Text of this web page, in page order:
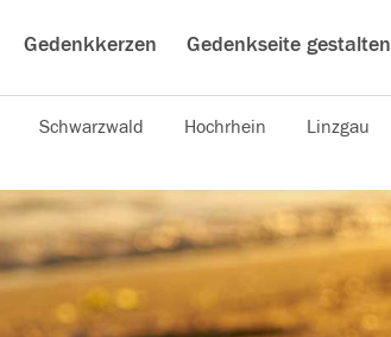
Gedenkkerzen Gedenkseite gestalten
Schwarzwald Hochrhein Linzgau